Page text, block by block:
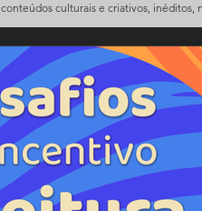
conteúdos culturais e criativos, inéditos,